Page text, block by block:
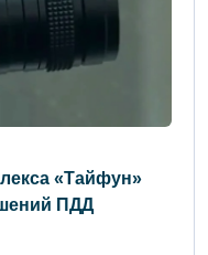
«Тайфун»
ПДД